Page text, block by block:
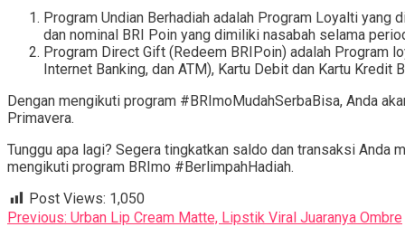
Program Undian Berhadiah adalah Program Loyalti yang
dan nominal BRI Poin yang dimiliki nasabah selama
Program Direct Gift (Redeem BRIPoin) adalah Program
Internet Banking, dan ATM), Kartu Debit dan Kartu Kredit
Dengan mengikuti program #BRImoMudahSerbaBisa, Anda
Primavera.
Tunggu apa lagi? Segera tingkatkan saldo dan transaksi
mengikuti program BRImo #BerlimpahHadiah.
Post Views: 1,050
Previous: Urban Lip Cream Matte, Lipstik Viral Juaranya Ombre